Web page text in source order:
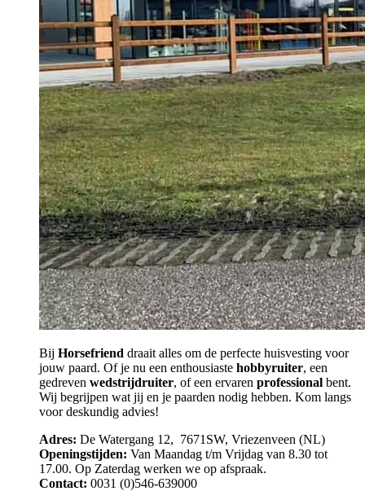
Bij Horsefriend draait alles om de perfecte huisvesting voor
jouw paard. Of je nu een enthousiaste hobbyruiter, een
gedreven wedstrijdruiter, of een ervaren professional bent.
Wij begrijpen wat jij en je paarden nodig hebben. Kom langs
voor deskundig advies!
Adres: De Watergang 12, 7671SW, Vriezenveen (NL)
Openingstijden: Van Maandag t/m Vrijdag van 8.30 tot
17.00. Op Zaterdag werken we op afspraak.
Contact: 0031 (0)546-639000